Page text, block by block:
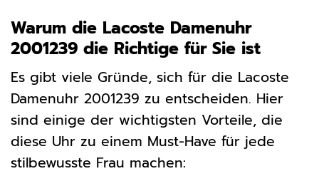
Warum die Lacoste Damenuhr
2001239 die Richtige für Sie ist
Es gibt viele Gründe, sich für die Lacoste
Damenuhr 2001239 zu entscheiden. Hier
sind einige der wichtigsten Vorteile, die
diese Uhr zu einem Must-Have für jede
stilbewusste Frau machen: